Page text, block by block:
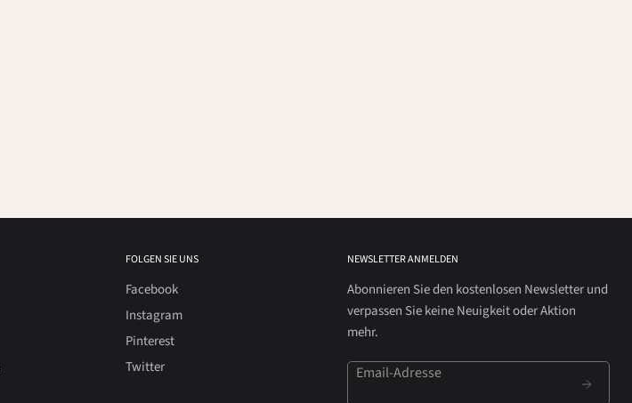
FOLGEN SIE UNS
Facebook
Instagram
Pinterest
Twitter
NEWSLETTER ANMELDEN
Abonnieren Sie den kostenlosen Newsletter und
verpassen Sie keine Neuigkeit oder Aktion
mehr.
Email-Adresse